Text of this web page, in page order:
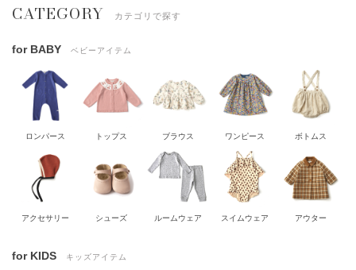
CATEGORY カテゴリで探す
for BABY ベビーアイテム
ロンパース トップス ブラウス ワンピース ボトムス
アクセサリー シューズ ルームウェア スイムウェア アウター
for KIDS キッズアイテム